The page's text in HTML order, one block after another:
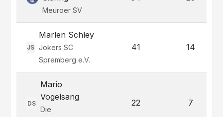
Meuroer SV
JS
Marlen Schley
Jokers SC
Spremberg e.V.
41 14
DS
Mario
Vogelsang
Die
22 7